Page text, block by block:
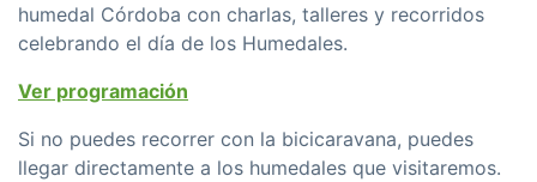
humedal Córdoba con charlas, talleres y recorridos
celebrando el dí­a de los Humedales.
Ver programación
Si no puedes recorrer con la bicicaravana, puedes
llegar directamente a los humedales que visitaremos.